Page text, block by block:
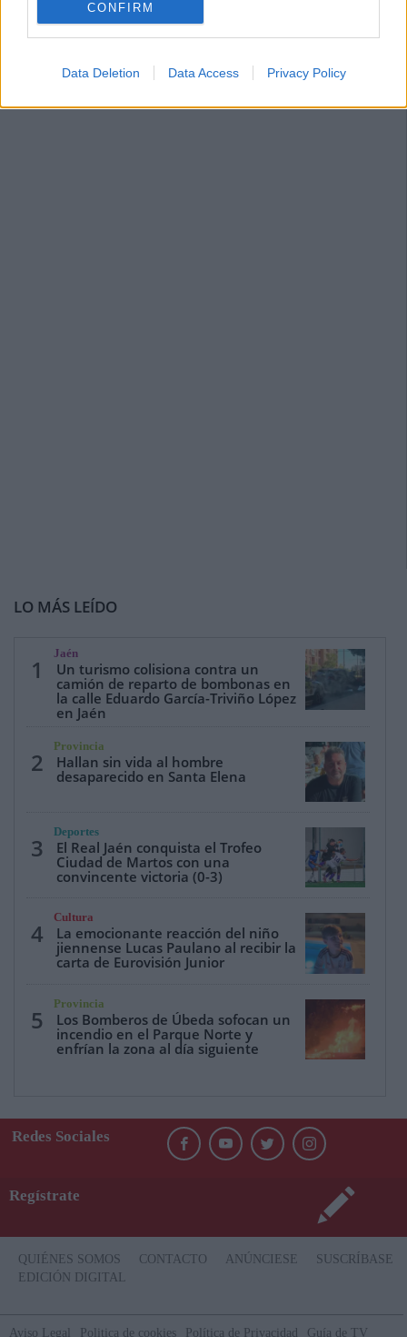
CONFIRM
Data Deletion Data Access Privacy Policy
LO MÁS LEÍDO
1
Jaén
Un turismo colisiona contra un
camión de reparto de bombonas en
la calle Eduardo García-Triviño López
en Jaén
2
Provincia
Hallan sin vida al hombre
desaparecido en Santa Elena
3
Deportes
El Real Jaén conquista el Trofeo
Ciudad de Martos con una
convincente victoria (0-3)
4
Cultura
La emocionante reacción del niño
jiennense Lucas Paulano al recibir la
carta de Eurovisión Junior
5
Provincia
Los Bomberos de Úbeda sofocan un
incendio en el Parque Norte y
enfrían la zona al día siguiente
Redes Sociales
Regístrate
QUIÉNES SOMOS CONTACTO ANÚNCIESE
SUSCRÍBASE
EDICIÓN DIGITAL
Aviso Legal Politica de cookies Política de Privacidad Guía de TV